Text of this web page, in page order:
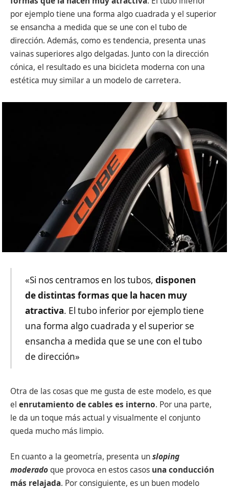
por ejemplo tiene una forma algo cuadrada y el superior
se ensancha a medida que se une con el tubo de
dirección. Además, como es tendencia, presenta unas
vainas superiores algo delgadas. Junto con la dirección
cónica, el resultado es una bicicleta moderna con una
estética muy similar a un modelo de carretera.
«Si nos centramos en los tubos, disponen
de distintas formas que la hacen muy
atractiva. El tubo inferior por ejemplo tiene
una forma algo cuadrada y el superior se
ensancha a medida que se une con el tubo
de dirección»
Otra de las cosas que me gusta de este modelo, es que
el enrutamiento de cables es interno. Por una parte,
le da un toque más actual y visualmente el conjunto
queda mucho más limpio.
En cuanto a la geometría, presenta unsloping
moderadoque provoca en estos casos una conducción
más relajada. Por consiguiente, es un buen modelo